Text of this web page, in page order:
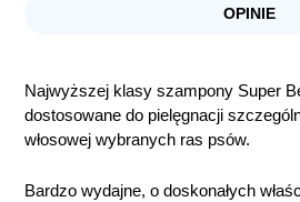
OPINIE
Najwyższej klasy szampony Super
dostosowane do pielęgnacji
włosowej wybranych ras psów.
Bardzo wydajne, o doskonałych